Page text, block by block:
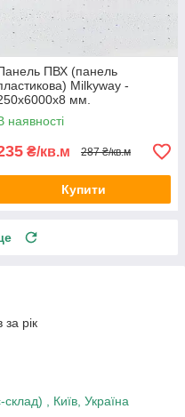
ПВХ (панель
Milkyway -
мм.
наявності
₴/кв.м 287 ₴/кв.м
Купити
за рік
, Київ, Україна